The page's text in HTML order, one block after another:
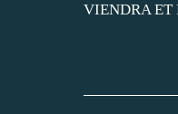
VIENDRA ET